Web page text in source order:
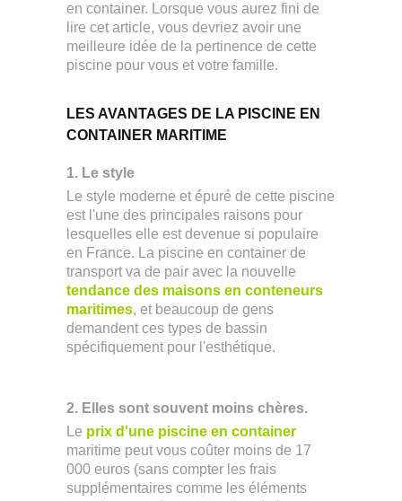
en container. Lorsque vous aurez fini de
lire cet article, vous devriez avoir une
meilleure idée de la pertinence de cette
piscine pour vous et votre famille.
LES AVANTAGES DE LA PISCINE EN
CONTAINER MARITIME
1. Le style
Le style moderne et épuré de cette piscine
est l'une des principales raisons pour
lesquelles elle est devenue si populaire
en France. La piscine en container de
transport va de pair avec la nouvelle
tendance des maisons en conteneurs
maritimes, et beaucoup de gens
demandent ces types de bassin
spécifiquement pour l'esthétique.
2. Elles sont souvent moins chères.
Le prix d'une piscine en container
maritime peut vous coûter moins de 17
000 euros (sans compter les frais
supplémentaires comme les éléments